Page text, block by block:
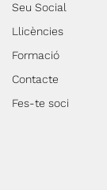
Seu Social
Llicències
Formació
Contacte
Fes-te soci